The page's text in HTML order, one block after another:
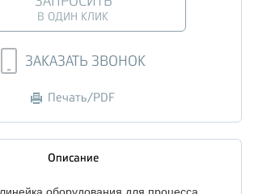
В ОДИН КЛИК
ЗАКАЗАТЬ ЗВОНОК
Печать/PDF
Описание